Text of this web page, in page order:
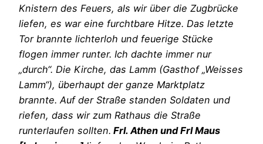
Knistern des Feuers, als wir über die Zugbrücke
liefen, es war eine furchtbare Hitze. Das letzte
Tor brannte lichterloh und feuerige Stücke
flogen immer runter. Ich dachte immer nur
„durch“. Die Kirche, das Lamm (Gasthof „Weisses
Lamm“), überhaupt der ganze Marktplatz
brannte. Auf der Straße standen Soldaten und
riefen, dass wir zum Rathaus die Straße
runterlaufen sollten. Frl. Athen und Frl Maus